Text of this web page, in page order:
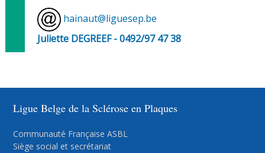
hainaut@liguesep.be
Juliette DEGREEF - 0492/97 47 38
Ligue Belge de la Sclérose en Plaques
Communauté Française ASBL
Siège social et secrétariat